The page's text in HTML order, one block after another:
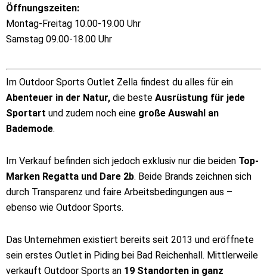
Öffnungszeiten:
Montag-Freitag 10.00-19.00 Uhr
Samstag 09.00-18.00 Uhr
Im Outdoor Sports Outlet Zella findest du alles für ein
Abenteuer in der Natur, die beste Ausrüstung für jede
Sportart und zudem noch eine große Auswahl an
Bademode.
Im Verkauf befinden sich jedoch exklusiv nur die beiden Top-
Marken Regatta und Dare 2b. Beide Brands zeichnen sich
durch Transparenz und faire Arbeitsbedingungen aus –
ebenso wie Outdoor Sports.
Das Unternehmen existiert bereits seit 2013 und eröffnete
sein erstes Outlet in Piding bei Bad Reichenhall. Mittlerweile
verkauft Outdoor Sports an 19 Standorten in ganz